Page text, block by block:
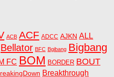
ACB ACF ADCC AJKN ALL
Bellator BFC Bgibang Bigbang
FC BOM BORDER BOUT
Breakthrough